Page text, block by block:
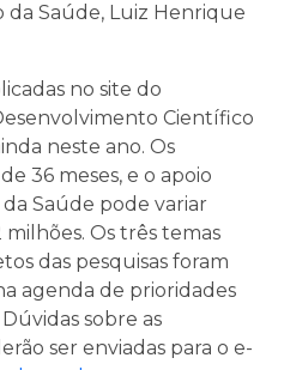
da Saúde, Luiz Henrique
no site do
Científico
neste ano. Os
36 meses, e o apoio
Saúde pode variar
Os três temas
das pesquisas foram
agenda de prioridades
sobre as
ser enviadas para o e-